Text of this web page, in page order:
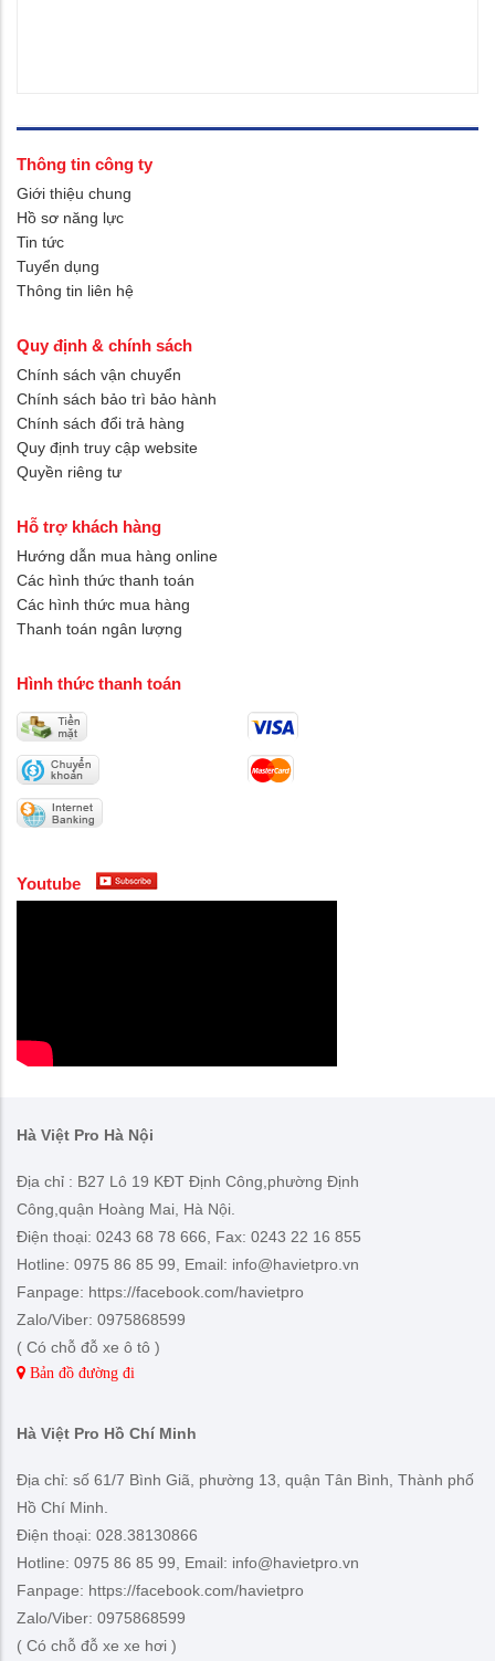
Thông tin công ty
Giới thiệu chung
Hồ sơ năng lực
Tin tức
Tuyển dụng
Thông tin liên hệ
Quy định & chính sách
Chính sách vận chuyển
Chính sách bảo trì bảo hành
Chính sách đổi trả hàng
Quy định truy cập website
Quyền riêng tư
Hỗ trợ khách hàng
Hướng dẫn mua hàng online
Các hình thức thanh toán
Các hình thức mua hàng
Thanh toán ngân lượng
Hình thức thanh toán
Youtube
Hà Việt Pro Hà Nội
Địa chỉ : B27 Lô 19 KĐT Định Công,phường Định
Công,quận Hoàng Mai, Hà Nội.
Điện thoại: 0243 68 78 666, Fax: 0243 22 16 855
Hotline: 0975 86 85 99, Email: info@havietpro.vn
Fanpage: https://facebook.com/havietpro
Zalo/Viber: 0975868599
( Có chỗ đỗ xe ô tô )
Bản đồ đường đi
Hà Việt Pro Hồ Chí Minh
Địa chỉ: số 61/7 Bình Giã, phường 13, quận Tân Bình, Thành phố
Hồ Chí Minh.
Điện thoại: 028.38130866
Hotline: 0975 86 85 99, Email: info@havietpro.vn
Fanpage: https://facebook.com/havietpro
Zalo/Viber: 0975868599
( Có chỗ đỗ xe xe hơi )